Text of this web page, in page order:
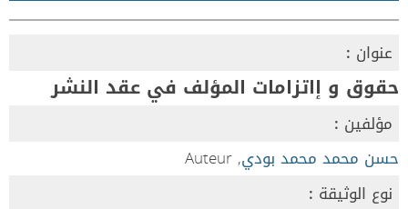
عنوان :
حقوق و إاتزامات المؤلف في عقد النشر
مؤلفين :
حسن محمد محمد بودي, Auteur
نوع الوثيقة :